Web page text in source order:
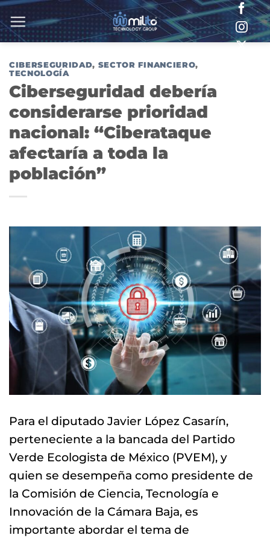
Saltar
al
contenido
CIBERSEGURIDAD, SECTOR FINANCIERO,
TECNOLOGÍA
Ciberseguridad debería
considerarse prioridad
nacional: “Ciberataque
afectaría a toda la
población”
Para el diputado Javier López Casarín,
perteneciente a la bancada del Partido
Verde Ecologista de México (PVEM), y
quien se desempeña como presidente de
la Comisión de Ciencia, Tecnología e
Innovación de la Cámara Baja, es
importante abordar el tema de